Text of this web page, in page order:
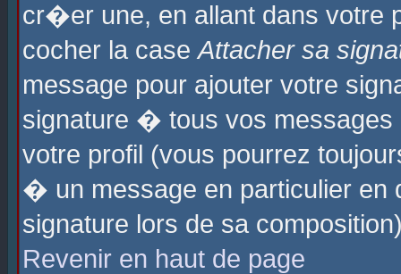
cr�er une, en allant dans
cocher la caseAttacher sa
message pour ajouter votre
signature � tous vos
votre profil (vous pourrez
� un message en particulier
signature lors de sa
Revenir en haut de page